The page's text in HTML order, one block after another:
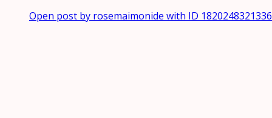
Open post by rosemaimonide with ID